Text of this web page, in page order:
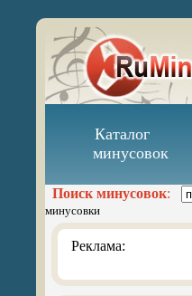
Каталог
минусовок
Поиск минусовок:
минусовки
Реклама: